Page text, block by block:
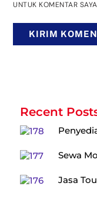
UNTUK KOMENTAR
Recent
Sewa
Jasa